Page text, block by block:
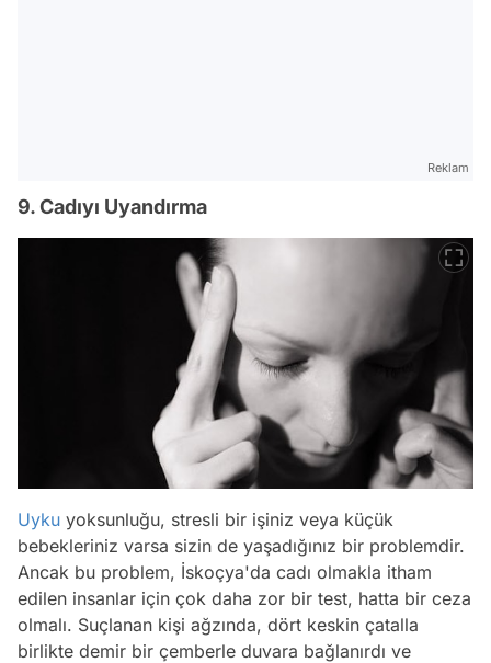
Reklam
9. Cadıyı Uyandırma
Uyku yoksunluğu, stresli bir işiniz veya küçük
bebekleriniz varsa sizin de yaşadığınız bir problemdir.
Ancak bu problem, İskoçya'da cadı olmakla itham
edilen insanlar için çok daha zor bir test, hatta bir ceza
olmalı. Suçlanan kişi ağzında, dört keskin çatalla
birlikte demir bir çemberle duvara bağlanırdı ve